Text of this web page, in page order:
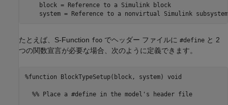
    block = Reference to a Simulink block
    system = Reference to a nonvirtual Simulink subsystem
たとえば、S-Function foo でヘッダー ファイルに #define と 2
つの関数宣言が必要な場合、次のように定義できます。
%function BlockTypeSetup(block, system) void
  %% Place a #define in the model's header file